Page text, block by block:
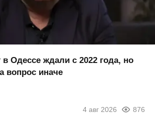
Одессе ждали с 2022 года, но
вопрос иначе
4 авг 2026 876